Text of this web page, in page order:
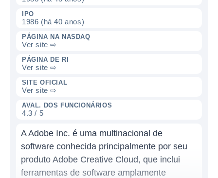
IPO
1986 (há 40 anos)
PÁGINA NA NASDAQ
Ver site ⇨
PÁGINA DE RI
Ver site ⇨
SITE OFICIAL
Ver site ⇨
AVAL. DOS FUNCIONÁRIOS
4.3 / 5
A Adobe Inc. é uma multinacional de
software conhecida principalmente por seu
produto Adobe Creative Cloud, que inclui
ferramentas de software amplamente